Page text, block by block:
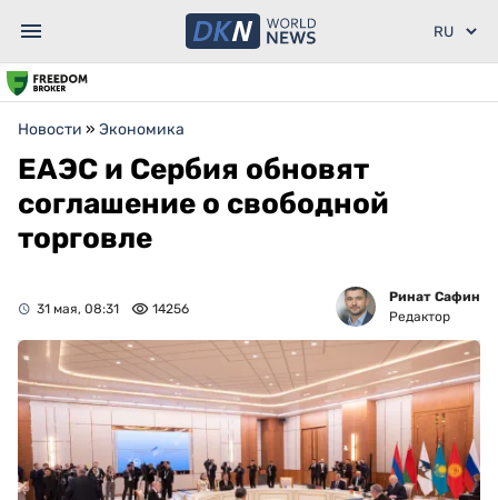
Новости » Экономика
ЕАЭС и Сербия обновят
соглашение о свободной
торговле
31 мая, 08:31 14256
Ринат Сафин
Редактор